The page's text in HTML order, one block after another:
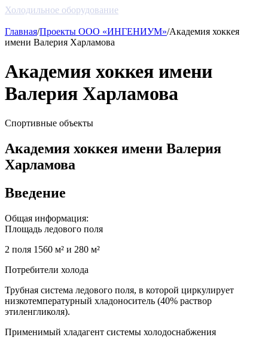
Холодильное оборудование
Главная/Проекты ООО «ИНГЕНИУМ»/Aкадемия хоккея
имени Валерия Харламова
Aкадемия хоккея имени
Валерия Харламова
Спортивные объекты
Aкадемия хоккея имени Валерия
Харламова
Введение
Общая информация:
Площадь ледового поля
2 поля 1560 м² и 280 м²
Потребители холода
Трубная система ледового поля, в которой циркулирует
низкотемпературный хладоноситель (40% раствор
этиленгликоля).
Применимый хладагент системы холодоснабжения